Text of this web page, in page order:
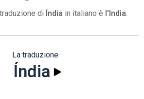
di Índia in italiano è l'India.
La traduzione
Índia